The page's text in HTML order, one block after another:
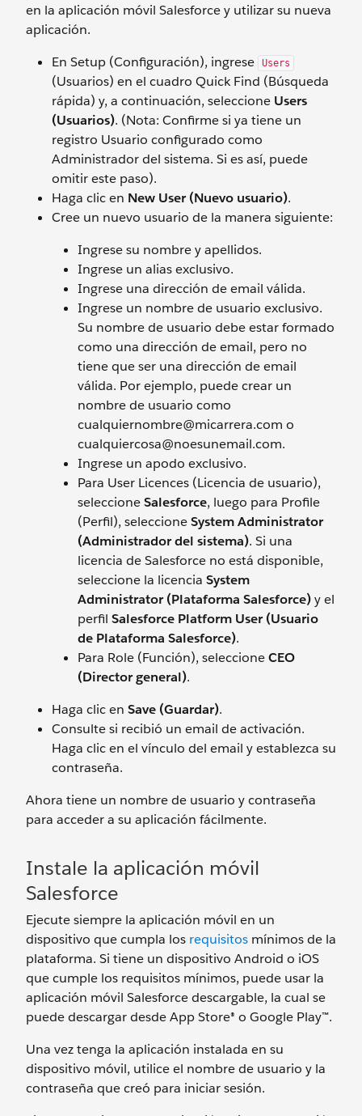
en la aplicación móvil Salesforce y utilizar su nueva
aplicación.
En Setup (Configuración), ingrese
Users
(Usuarios) en el cuadro Quick Find (Búsqueda
rápida) y, a continuación, seleccione Users
(Usuarios). (Nota: Confirme si ya tiene un
registro Usuario configurado como
Administrador del sistema. Si es así, puede
omitir este paso).
Haga clic en New User (Nuevo usuario).
Cree un nuevo usuario de la manera siguiente:
Ingrese su nombre y apellidos.
Ingrese un alias exclusivo.
Ingrese una dirección de email válida.
Ingrese un nombre de usuario exclusivo.
Su nombre de usuario debe estar formado
como una dirección de email, pero no
tiene que ser una dirección de email
válida. Por ejemplo, puede crear un
nombre de usuario como
cualquiernombre@micarrera.com o
cualquiercosa@noesunemail.com.
Ingrese un apodo exclusivo.
Para User Licences (Licencia de usuario),
seleccioneSalesforce, luego para Profile
(Perfil), seleccioneSystem Administrator
(Administrador del sistema). Si una
licencia de Salesforce no está disponible,
seleccione la licencia System
Administrator (Plataforma Salesforce)y el
perfil Salesforce Platform User (Usuario
de Plataforma Salesforce).
Para Role (Función), seleccioneCEO
(Director general).
Haga clic en Save (Guardar).
Consulte si recibió un email de activación.
Haga clic en el vínculo del email y establezca su
contraseña.
Ahora tiene un nombre de usuario y contraseña
para acceder a su aplicación fácilmente.
Instale la aplicación móvil
Salesforce
Ejecute siempre la aplicación móvil en un
dispositivo que cumpla los requisitos mínimos de la
plataforma. Si tiene un dispositivo Android o iOS
que cumple los requisitos mínimos, puede usar la
aplicación móvil Salesforce descargable, la cual se
puede descargar desde App Store® o Google Play™.
Una vez tenga la aplicación instalada en su
dispositivo móvil, utilice el nombre de usuario y la
contraseña que creó para iniciar sesión.